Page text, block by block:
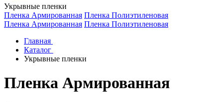
Укрывные пленки
Пленка Армированная Пленка Полиэтиленовая
Пленка Армированная Пленка Полиэтиленовая
Главная
Каталог
Укрывные пленки
Пленка Армированная